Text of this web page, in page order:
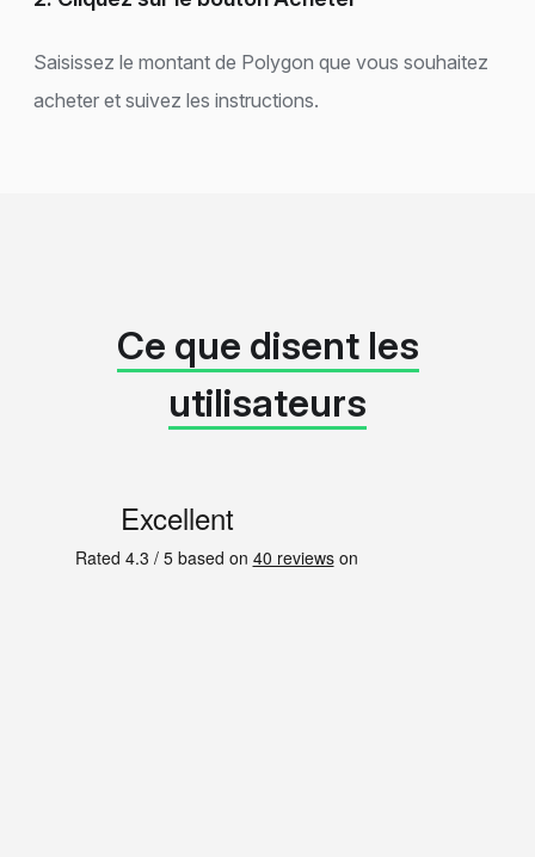
Saisissez le montant de Polygon que vous souhaitez
acheter et suivez les instructions.
Ce que disent les
utilisateurs